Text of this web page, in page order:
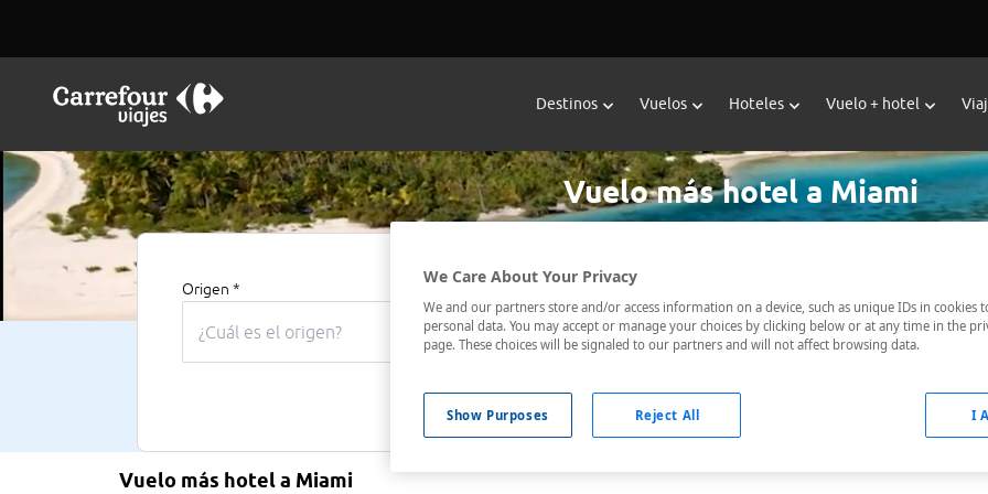
Destinos Vuelos Hoteles Vuelo + hotel
Vuelo más hotel a Miami
Origen * Fecha de ida *
Vuelo más hotel a Miami
We Care About Your Privacy
We and our partners store and/or access information on a device, such as unique IDs in cookies
personal data. You may accept or manage your choices by clicking below or at any time in the
page. These choices will be signaled to our partners and will not affect browsing data.
Show Purposes Reject All I